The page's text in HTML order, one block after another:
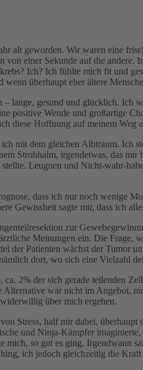
alt geworden. Wir waren eine
einer Sekunde auf die
Ich? Ich fühlte mich fit und
überhaupt eher ältere
lange, gesund und glücklich. Ich
positive Wende und großartige
diese Hoffnung auf meinem Weg
mit dem gleichen Albtraum. Ich
Strohhalm, irgendetwas, das
Leugnen und Nicht-wahr-
dass ich nur noch wenige
Gewissheit sagte mir, dass ich
zur
Meinungen ein. Die Frage,
Patienten wächst der Tumor
dort, wo sich eine Vielzahl
2% der sich gerade teilenden
war nicht im Angebot,
über mich ergehen.
Stress, half mir dabei,
und Ninja-Kämpfer
so gut es ging. Irgendwann
ich jedoch gleichzeitig die